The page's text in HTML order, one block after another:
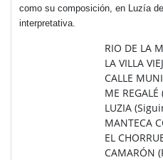
como su composición, en Luzía
interpretativa.
RIO DE LA
LA VILLA
CALLE
ME
LUZIA
MANTECA
EL
CAMARÓN